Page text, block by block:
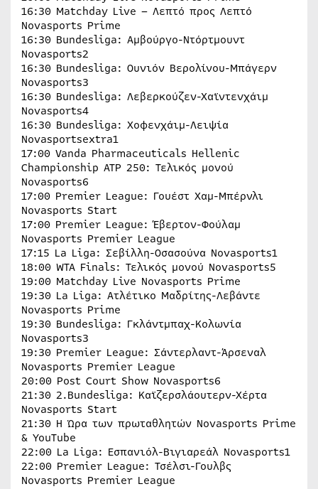
16:30 Matchday Live – Λεπτό προς Λεπτό
Novasports Prime
16:30 Bundesliga: Αμβούργο-Ντόρτμουντ
Novasports2
16:30 Bundesliga: Ουνιόν Βερολίνου-Μπάγερν
Novasports3
16:30 Bundesliga: Λεβερκούζεν-Χαϊντενχάιμ
Novasports4
16:30 Bundesliga: Χοφενχάιμ-Λειψία
Novasportsextra1
17:00 Vanda Pharmaceuticals Hellenic
Championship ATP 250: Τελικός μονού
Novasports6
17:00 Premier League: Γουέστ Χαμ-Μπέρνλι
Novasports Start
17:00 Premier League: Έβερτον-Φούλαμ
Novasports Premier League
17:15 La Liga: Σεβίλλη-Οσασούνα Novasports1
18:00 WTA Finals: Τελικός μονού Novasports5
19:00 Matchday Live Novasports Prime
19:30 La Liga: Ατλέτικο Μαδρίτης-Λεβάντε
Novasports Prime
19:30 Bundesliga: Γκλάντμπαχ-Κολωνία
Novasports3
19:30 Premier League: Σάντερλαντ-Άρσεναλ
Novasports Premier League
20:00 Post Court Show Novasports6
21:30 2.Bundesliga: Καϊζερσλάουτερν-Χέρτα
Novasports Start
21:30 Η Ώρα των πρωταθλητών Novasports Prime
& YouTube
22:00 La Liga: Εσπανιόλ-Βιγιαρεάλ Novasports1
22:00 Premier League: Τσέλσι-Γουλβς
Novasports Premier League